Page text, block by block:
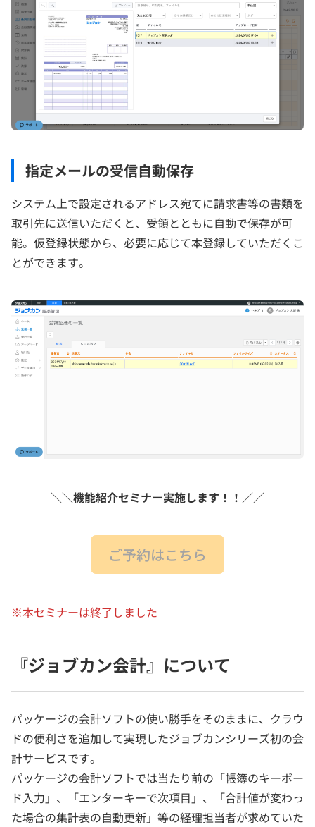
指定メールの受信自動保存
システム上で設定されるアドレス宛てに請求書等の書類を
取引先に送信いただくと、受領とともに自動で保存が可
能。仮登録状態から、必要に応じて本登録していただくこ
とができます。
＼＼機能紹介セミナー実施します！！ ／／
ご予約はこちら
※本セミナーは終了しました
『ジョブカン会計』について
パッケージの会計ソフトの使い勝手をそのままに、クラウ
ドの便利さを追加して実現したジョブカンシリーズ初の会
計サービスです。
パッケージの会計ソフトでは当たり前の「帳簿のキーボー
ド入力」、「エンターキーで次項目」、「合計値が変わっ
た場合の集計表の自動更新」等の経理担当者が求めていた